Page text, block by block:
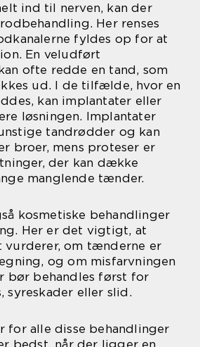
ind til nerven, kan der
Her renses
fyldes op for at
En veludført
ofte redde en tand, som
ud. I de tilfælde, hvor en
kan implantater eller
løsningen. Implantater
tandrødder og kan
broer, mens proteser er
der kan dække
manglende tænder.
kosmetiske behandlinger
Her er det vigtigt, at
om tænderne er
og om misfarvningen
bør behandles først for
syreskader eller slid.
for alle disse behandlinger